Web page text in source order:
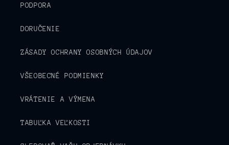
PODPORA
DORUČENIE
ZÁSADY OCHRANY OSOBNÝCH ÚDAJOV
VŠEOBECNÉ PODMIENKY
VRÁTENIE A VÝMENA
TABUĽKA VEĽKOSTI